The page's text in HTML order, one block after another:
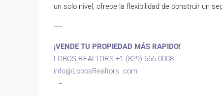
un solo nivel, ofrece la flexibilidad de construir un
—-
¡VENDE TU PROPIEDAD MÁS RAPIDO!
LOBOS REALTORS +1 (829) 666 0008
info@LobosRealtors .com
—-